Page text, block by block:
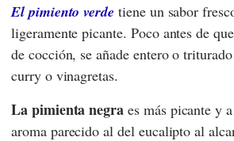
El pimiento verde tiene un sabor
ligeramente picante. Poco antes de
de cocción, se añade entero o triturado
curry o vinagretas.
La pimienta negra es más picante y
aroma parecido al del eucalipto al